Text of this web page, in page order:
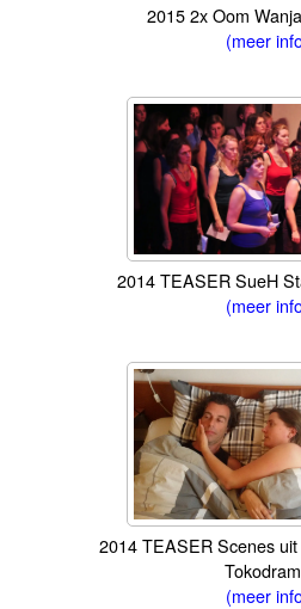
2015 2x Oom
(meer
2014 TEASER SueH
(meer
2014 TEASER Scenes
(meer